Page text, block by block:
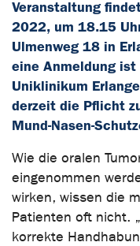
Veranstaltung
2022, um 18.15
Ulmenweg 18 in
eine Anmeldung
Uniklinikum
derzeit die Pflicht
Mund-Nasen-
Wie die oralen
eingenommen
wirken, wissen die
Patienten oft nicht.
korrekte